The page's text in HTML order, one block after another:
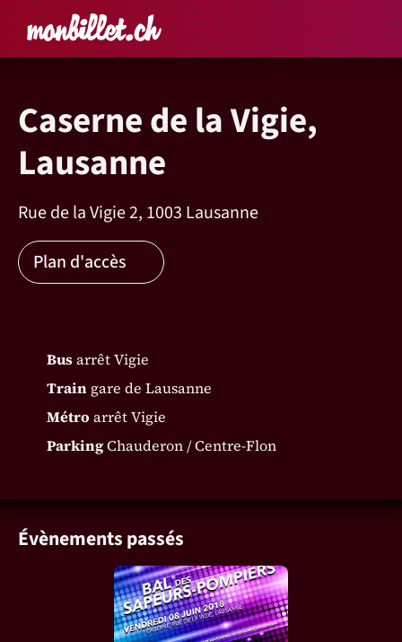
Accueil Rechercher un
Panier
Caserne de la Vigie,
Lausanne
Rue de la Vigie 2, 1003 Lausanne
Plan d'accès
Busarrêt Vigie
Train gare de Lausanne
Métro arrêt Vigie
ParkingChauderon / Centre-Flon
Évènements passés